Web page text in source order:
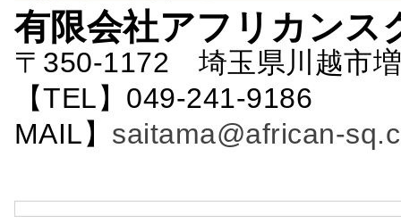
有限会社アフリカンス
〒350-1172 埼玉県川越市
【TEL】049-241-
MAIL】 saitama@african-